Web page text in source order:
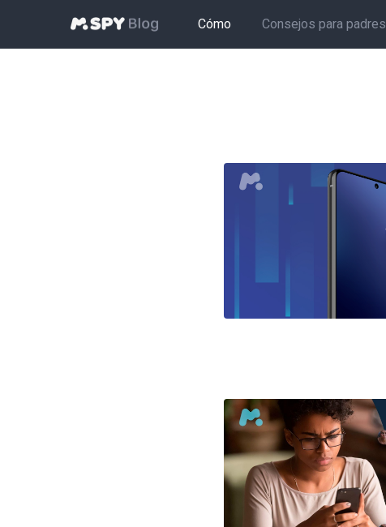
Cómo Consejos para padres